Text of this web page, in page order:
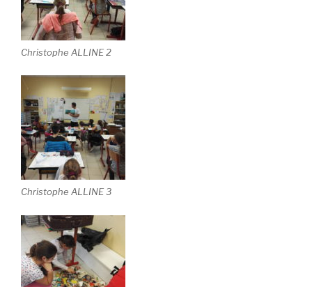
Christophe ALLINE 2
Christophe ALLINE 3